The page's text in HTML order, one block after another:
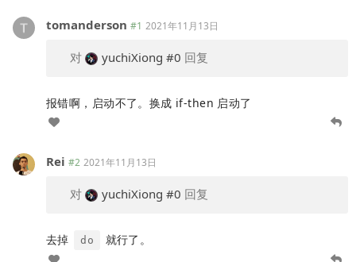
tomanderson #1 2021年11月13日
对 yuchiXiong #0 回复
报错啊，启动不了。换成 if-then 启动了
Rei #2 2021年11月13日
对 yuchiXiong #0 回复
去掉 do 就行了。